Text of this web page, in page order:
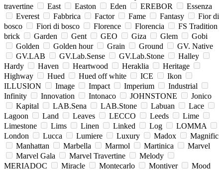
travertine
East Easton Eden EREBOR
Essenza
Everest
Fabbrica Factor Fame Fantasy
Fior di
bosco
Fiori di bosco Florence Florencia
FS Tradition
brick
Garden Gent GEO Giza Glem
Gobi
Golden
Golden hour Grain Ground
GV. Native
GV.LAB
GV.Lab.Sense GV.Lab.Stone
Halley
Hardy
Haven Heartwood Heraklia
Heritage
Highway
Hued Hued off white ICE
Ikon
ILLUSION
Image Impact Imperium
Industrial
Infinity
Innovation Intonaco JOHNSTONE
Jonico
Kapital
LAB.Sena LAB.Stone Labuan
Lace
Lagoon
Land Leaves LECCO Leeds
Lime
Limestone
Lims Linen Linked Log
LOMMA
London
Lucca Lumiere Luxury Madox
Magnific
Manhattan
Marbella Marmol Martinica
Marvel
Marvel Gala
Marvel Travertine
Melody
MERIADOC
Miracle Montecarlo Montiver
Mood